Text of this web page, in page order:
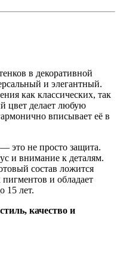
в декоративной
и элегантный.
как классических, так
цвет делает любую
вписывает её в
это не просто защита.
и внимание к деталям.
состав ложится
и обладает
15 лет.
качество и